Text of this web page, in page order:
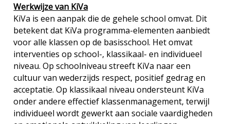
Werkwijze van KiVa
KiVa is een aanpak die de gehele school omvat. Dit
betekent dat KiVa programma-elementen aanbiedt
voor alle klassen op de basisschool. Het omvat
interventies op school-, klassikaal- en individueel
niveau. Op schoolniveau streeft KiVa naar een
cultuur van wederzijds respect, positief gedrag en
acceptatie. Op klassikaal niveau ondersteunt KiVa
onder andere effectief klassenmanagement, terwijl
individueel wordt gewerkt aan sociale vaardigheden